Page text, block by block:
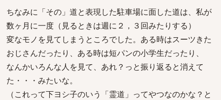
ちなみに「その」道と表現した駐車場に面した道は、私が
数ヶ月に一度（見るときは週に２，３回みたりする）
変なモノを見てしまうところでした。ある時はスーツきた
おじさんだったり、ある時は短パンの小学生だったり、
なんかいろんな人を見て、あれ？っと振り返ると消えて
た・・・みたいな。
（これって下ヨシ子のいう「霊道」ってやつなのかな？と